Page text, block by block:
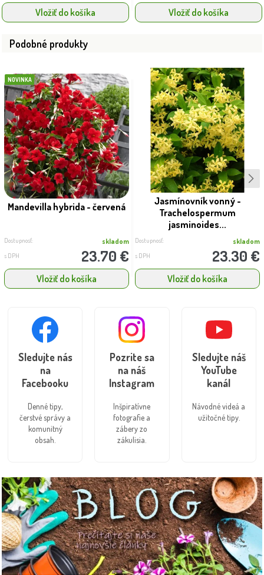
Vložiť do košíka Vložiť do košíka
Podobné produkty
NOVINKA
Mandevilla hybrida - červená
Dostupnosť: skladom
s DPH 23.70 €
Vložiť do košíka
Jasmínovník vonný -
Trachelospermum
jasminoides...
Dostupnosť: skladom
s DPH 23.30 €
Vložiť do košíka
Sledujte nás
na
Facebooku
Denné tipy,
čerstvé správy a
komunitný
obsah.
Pozrite sa
na náš
Instagram
Inšpiratívne
fotografie a
zábery zo
zákulisia.
Sledujte náš
YouTube
kanál
Návodné videá a
užitočné tipy.